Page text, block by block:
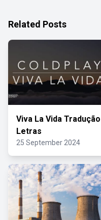
Related Posts
Viva La Vida Tradução
Letras
25 September 2024